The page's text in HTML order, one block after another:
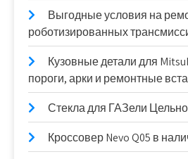
Выгодные условия на
роботизированных
Кузовные детали для
пороги, арки и ремонтные
Стекла для ГАЗели
Кроссовер Nevo Q05 в